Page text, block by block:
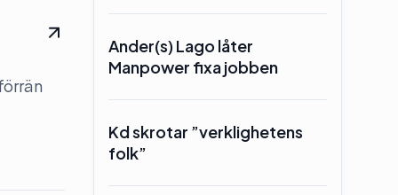
Ander(s) Lago låter
Manpower fixa jobben
Kd skrotar ”verklighetens
folk”